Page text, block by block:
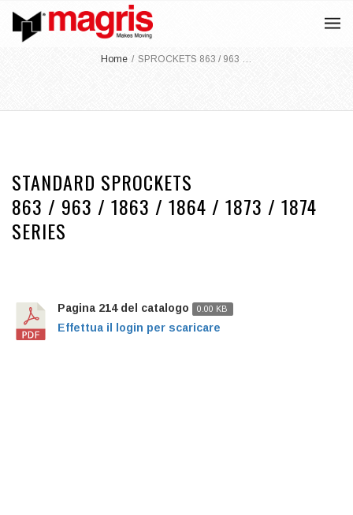
Home / SPROCKETS 863 / 963 …
STANDARD SPROCKETS
863 / 963 / 1863 / 1864 / 1873 / 1874
SERIES
Pagina 214 del catalogo 0.00 KB
Effettua il login per scaricare